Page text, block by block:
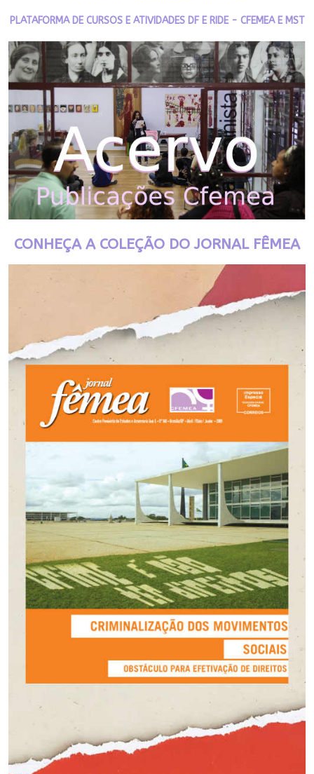
PLATAFORMA DE CURSOS E ATIVIDADES DF E RIDE - CFEMEA E MST
CONHEÇA A COLEÇÃO DO JORNAL FÊMEA